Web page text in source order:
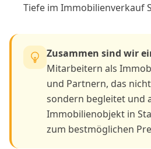
Tiefe im Immobilienverkauf
Zusammen sind wir
Mitarbeitern als
und Partnern, das
sondern begleitet und
Immobilienobjekt in
zum bestmöglichen